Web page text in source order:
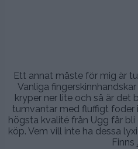
Ett annat måste för mig är
Vanliga
kryper ner lite och så är det
tumvantar med fluffigt foder
högsta kvalité från Ugg får
köp. Vem vill inte ha dessa
Finns